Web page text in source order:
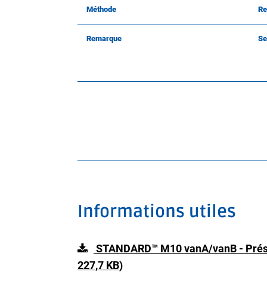
Méthode
Remarque
Informations utiles
STANDARD™ M10 vanA/vanB -
227,7 KB)